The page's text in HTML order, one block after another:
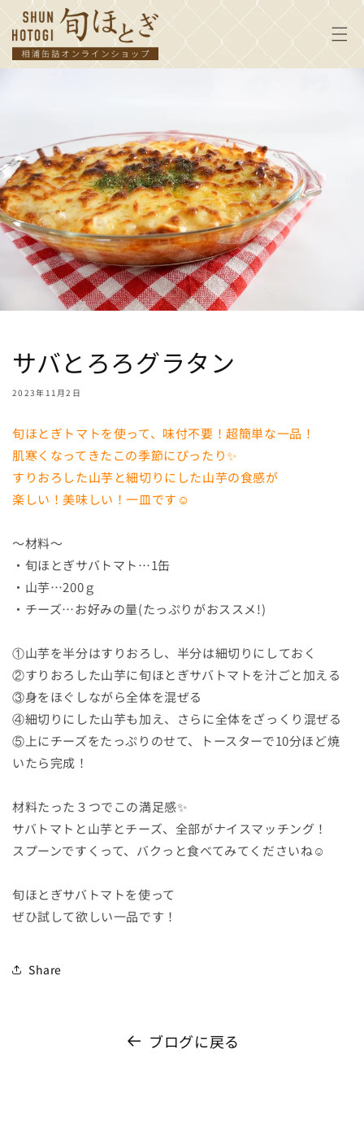
ンツに
進む
サバとろろグラタン
2023年11月2日
旬ほとぎトマトを使って、味付不要！超簡単な一品！
肌寒くなってきたこの季節にぴったり✨
すりおろした山芋と細切りにした山芋の食感が
楽しい！美味しい！一皿です☺
～材料～
・旬ほとぎサバトマト…1缶
・山芋…200ｇ
・チーズ…お好みの量(たっぷりがおススメ!)
①山芋を半分はすりおろし、半分は細切りにしておく
②すりおろした山芋に旬ほとぎサバトマトを汁ごと加える
③身をほぐしながら全体を混ぜる
④細切りにした山芋も加え、さらに全体をざっくり混ぜる
⑤上にチーズをたっぷりのせて、トースターで10分ほど焼
いたら完成！
材料たった３つでこの満足感✨
サバトマトと山芋とチーズ、全部がナイスマッチング！
スプーンですくって、バクっと食べてみてくださいね☺
旬ほとぎサバトマトを使って
ぜひ試して欲しい一品です！
Share
ブログに戻る